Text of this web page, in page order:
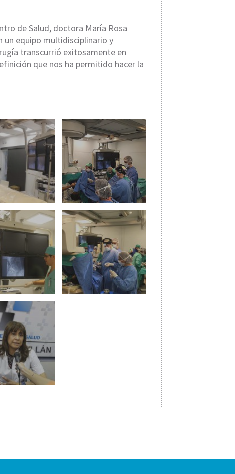
de Salud, doctora María Rosa
un equipo multidisciplinario y
transcurrió exitosamente en
que nos ha permitido hacer la